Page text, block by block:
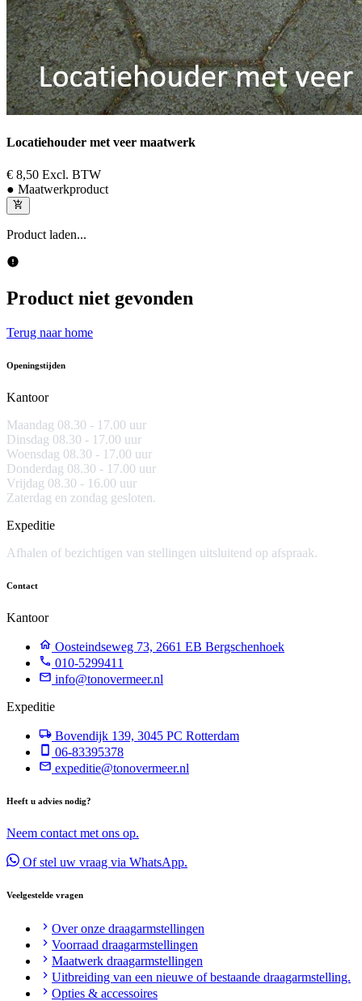
Locatiehouder met veer maatwerk
€ 8,50 Excl. BTW
● Maatwerkproduct
Product laden...
Product niet gevonden
Terug naar home
Openingstijden
Kantoor
Maandag 08.30 - 17.00 uur
Dinsdag 08.30 - 17.00 uur
Woensdag 08.30 - 17.00 uur
Donderdag 08.30 - 17.00 uur
Vrijdag 08.30 - 16.00 uur
Zaterdag en zondag gesloten.
Expeditie
Afhalen of bezichtigen van stellingen uitsluitend op afspraak.
Contact
Kantoor
Oosteindseweg 73, 2661 EB Bergschenhoek
010-5299411
info@tonovermeer.nl
Expeditie
Bovendijk 139, 3045 PC Rotterdam
06-83395378
expeditie@tonovermeer.nl
Heeft u advies nodig?
Neem contact met ons op.
Of stel uw vraag via WhatsApp.
Veelgestelde vragen
Over onze draagarmstellingen
Voorraad draagarmstellingen
Maatwerk draagarmstellingen
Uitbreiding van een nieuwe of bestaande draagarmstelling.
Opties & accessoires